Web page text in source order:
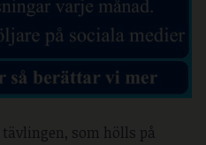
som hölls på